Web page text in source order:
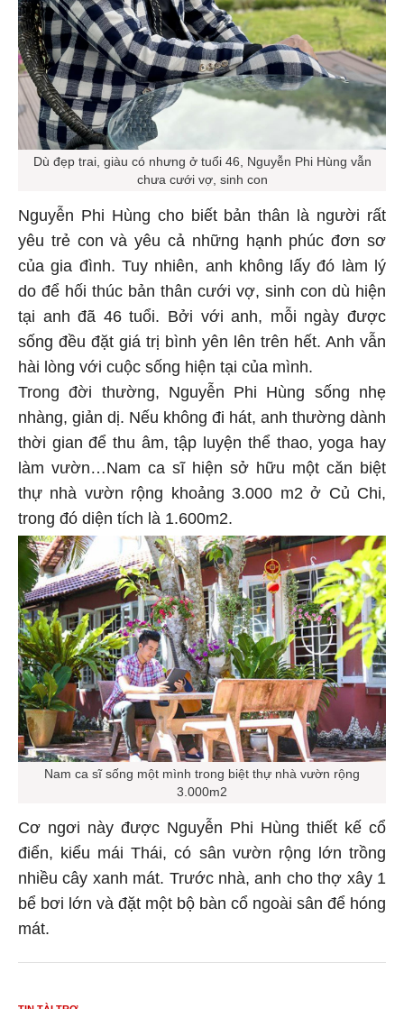
Dù đẹp trai, giàu có nhưng ở tuổi 46, Nguyễn Phi Hùng vẫn
chưa cưới vợ, sinh con
Nguyễn Phi Hùng cho biết bản thân là người rất
yêu trẻ con và yêu cả những hạnh phúc đơn sơ
của gia đình. Tuy nhiên, anh không lấy đó làm lý
do để hối thúc bản thân cưới vợ, sinh con dù hiện
tại anh đã 46 tuổi. Bởi với anh, mỗi ngày được
sống đều đặt giá trị bình yên lên trên hết. Anh vẫn
hài lòng với cuộc sống hiện tại của mình.
Trong đời thường, Nguyễn Phi Hùng sống nhẹ
nhàng, giản dị. Nếu không đi hát, anh thường dành
thời gian để thu âm, tập luyện thể thao, yoga hay
làm vườn…Nam ca sĩ hiện sở hữu một căn biệt
thự nhà vườn rộng khoảng 3.000 m2 ở Củ Chi,
trong đó diện tích là 1.600m2.
Nam ca sĩ sống một mình trong biệt thự nhà vườn rộng
3.000m2
Cơ ngơi này được Nguyễn Phi Hùng thiết kế cổ
điển, kiểu mái Thái, có sân vườn rộng lớn trồng
nhiều cây xanh mát. Trước nhà, anh cho thợ xây 1
bể bơi lớn và đặt một bộ bàn cổ ngoài sân để hóng
mát.